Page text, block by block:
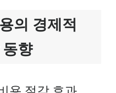
의 경제적
향